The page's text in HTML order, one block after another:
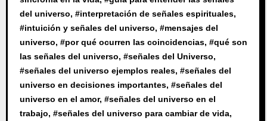
del universo, #interpretación de señales espirituales,
#intuición y señales del universo, #mensajes del
universo, #por qué ocurren las coincidencias, #qué son
las señales del universo, #señales del Universo,
#señales del universo ejemplos reales, #señales del
universo en decisiones importantes, #señales del
universo en el amor, #señales del universo en el
trabajo, #señales del universo para cambiar de vida,